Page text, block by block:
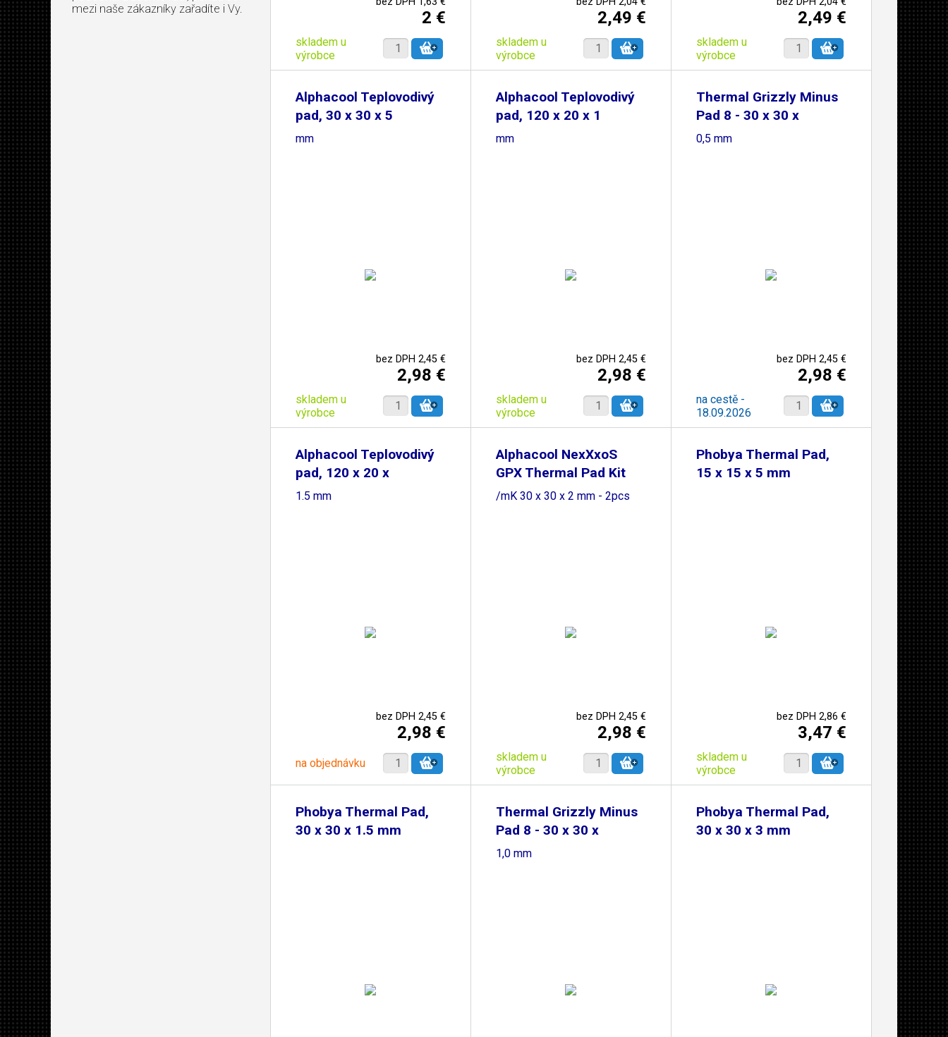
mezi naše zákazníky zařadíte i Vy.
2 €
skladem u
výrobce
2,49 €
skladem u
výrobce
2,49 €
skladem u
výrobce
Alphacool Teplovodivý
pad, 30 x 30 x 5
mm
bez DPH 2,45 €
2,98 €
skladem u
výrobce
Alphacool Teplovodivý
pad, 120 x 20 x 1
mm
bez DPH 2,45 €
2,98 €
skladem u
výrobce
Thermal Grizzly Minus
Pad 8 - 30 x 30 x
0,5 mm
bez DPH 2,45 €
2,98 €
na cestě -
18.09.2026
Alphacool Teplovodivý
pad, 120 x 20 x
1.5 mm
bez DPH 2,45 €
2,98 €
na objednávku
Alphacool NexXxoS
GPX Thermal Pad Kit
3W
/mK 30 x 30 x 2 mm - 2pcs
bez DPH 2,45 €
2,98 €
skladem u
výrobce
Phobya Thermal Pad,
15 x 15 x 5 mm
bez DPH 2,86 €
3,47 €
skladem u
výrobce
Phobya Thermal Pad,
30 x 30 x 1.5 mm
Thermal Grizzly Minus
Pad 8 - 30 x 30 x
1,0 mm
Phobya Thermal Pad,
30 x 30 x 3 mm